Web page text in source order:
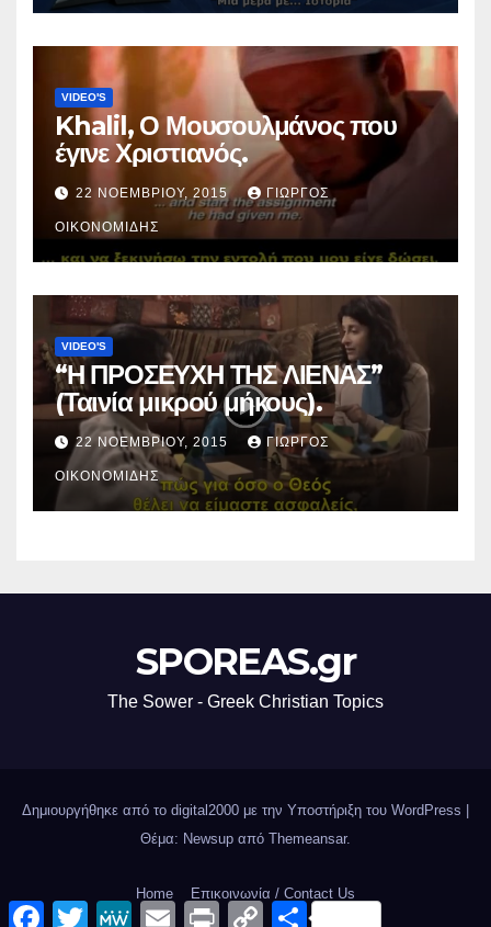
VIDEO'S
Khalil, Ο Μουσουλμάνος που
έγινε Χριστιανός.
22 ΝΟΕΜΒΡΊΟΥ, 2015 ΓΙΏΡΓΟΣ
ΟΙΚΟΝΟΜΊΔΗΣ
VIDEO'S
“Η ΠΡΟΣΕΥΧΗ ΤΗΣ ΛΙΕΝΑΣ”
(Ταινία μικρού μήκους).
22 ΝΟΕΜΒΡΊΟΥ, 2015 ΓΙΏΡΓΟΣ
ΟΙΚΟΝΟΜΊΔΗΣ
SPOREAS.gr
The Sower - Greek Christian Topics
Δημιουργήθηκε από το digital2000 με την Υποστήριξη του WordPress
Θέμα: Newsup από Themeansar.
Home Επικοινωνία / Contact Us
F
T
M
E
P
C
Μ